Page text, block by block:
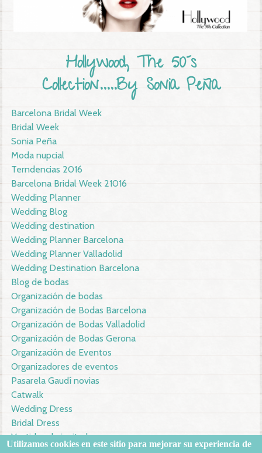
Hollywood, The 50´s
Collection.....By Sonia Peña
Barcelona Bridal Week
Bridal Week
Sonia Peña
Moda nupcial
Terndencias 2016
Barcelona Bridal Week 21016
Wedding Planner
Wedding Blog
Wedding destination
Wedding Planner Barcelona
Wedding Planner Valladolid
Wedding Destination Barcelona
Blog de bodas
Organización de bodas
Organización de Bodas Barcelona
Organización de Bodas Valladolid
Organización de Bodas Gerona
Organización de Eventos
Organizadores de eventos
Pasarela Gaudí novias
Catwalk
Wedding Dress
Bridal Dress
Vestidos de invitada
Utilizamos cookies en este sitio para mejorar su experiencia de